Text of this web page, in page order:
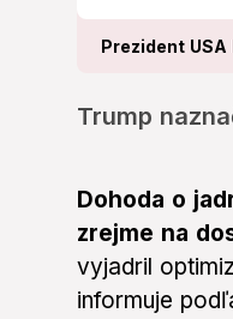
Prezident USA
Trump
Dohoda o
zrejme na
vyjadril
informuje